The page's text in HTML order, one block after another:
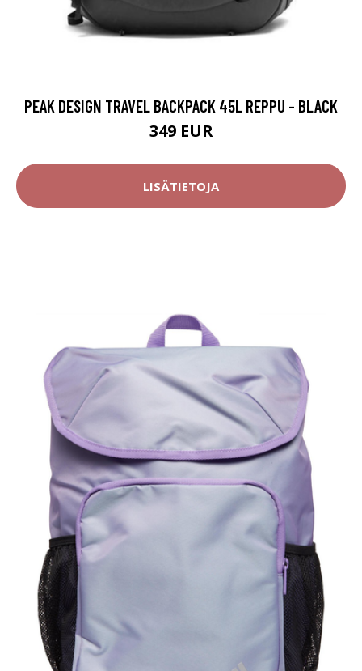
PEAK DESIGN TRAVEL BACKPACK 45L REPPU - BLACK
349 EUR
LISÄTIETOJA